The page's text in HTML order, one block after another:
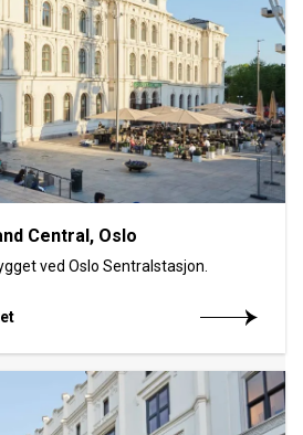
Central, Oslo
ved Oslo Sentralstasjon.